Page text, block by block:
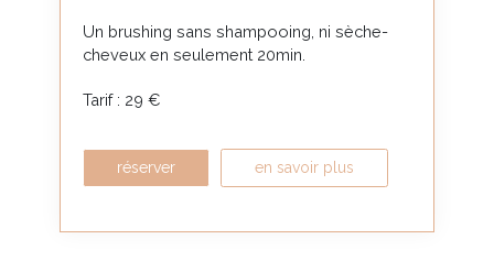
Un brushing sans shampooing, ni sèche-
cheveux en seulement 20min.
Tarif : 29 €
réserver en savoir plus